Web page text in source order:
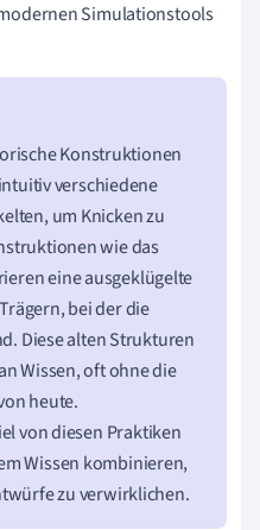
Simulationstools
Konstruktionen
verschiedene
um Knicken zu
wie das
eine ausgeklügelte
bei der die
Diese alten Strukturen
Wissen, oft ohne die
heute.
von diesen Praktiken
Wissen kombinieren,
zu verwirklichen.